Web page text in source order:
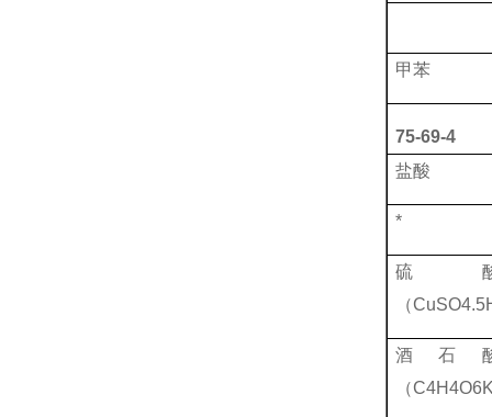
甲苯
75-69-4
盐酸
*
硫
（
酒石
（